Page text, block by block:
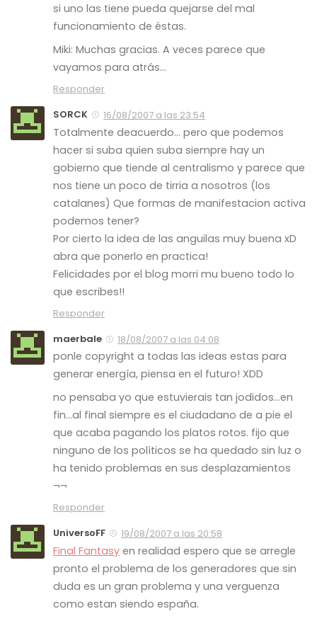
si uno las tiene pueda quejarse del mal
funcionamiento de éstas.
Miki: Muchas gracias. A veces parece que
vayamos para atrás…
Responder
SORCK
16/08/2007 a las 23:54
Totalmente deacuerdo… pero que podemos
hacer si suba quien suba siempre hay un
gobierno que tiende al centralismo y parece que
nos tiene un poco de tirria a nosotros (los
catalanes) Que formas de manifestacion activa
podemos tener?
Por cierto la idea de las anguilas muy buena xD
abra que ponerlo en practica!
Felicidades por el blog morri mu bueno todo lo
que escribes!!
Responder
maerbale
18/08/2007 a las 04:08
ponle copyright a todas las ideas estas para
generar energía, piensa en el futuro! XDD
no pensaba yo que estuvierais tan jodidos…en
fin…al final siempre es el ciudadano de a pie el
que acaba pagando los platos rotos. fijo que
ninguno de los políticos se ha quedado sin luz o
ha tenido problemas en sus desplazamientos
¬¬
Responder
UniversoFF
19/08/2007 a las 20:58
Final Fantasy en realidad espero que se arregle
pronto el problema de los generadores que sin
duda es un gran problema y una verguenza
como estan siendo españa.